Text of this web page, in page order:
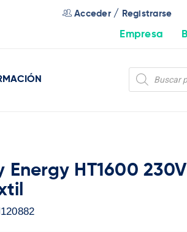
Acceder/ Registrarse
Empresa
Energy HT1600